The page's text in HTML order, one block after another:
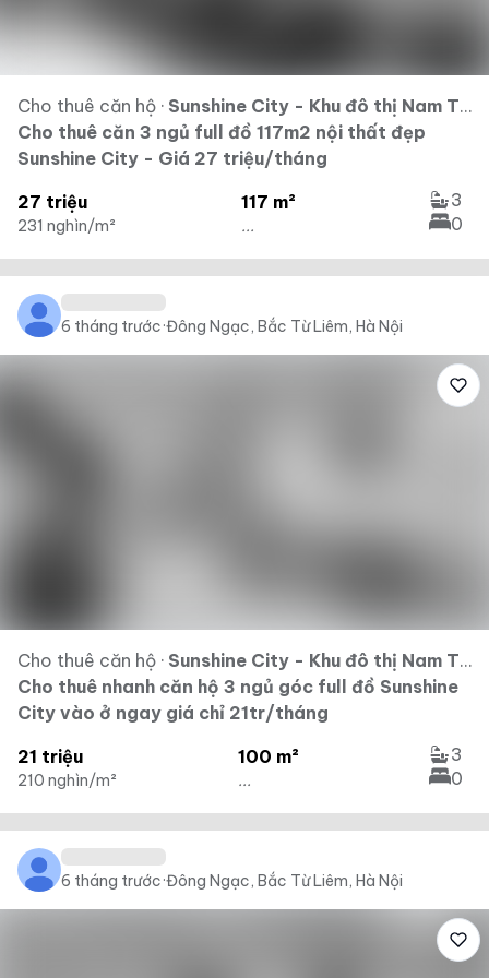
Cho thuê căn hộ · Sunshine City - Khu đô thị Nam Thăng Long - Ciputra
Cho thuê căn 3 ngủ full đồ 117m2 nội thất đẹp
Sunshine City - Giá 27 triệu/tháng
27 triệu
231 nghìn/m²
117 m²
...
3
0
6 tháng trước·Đông Ngạc, Bắc Từ Liêm, Hà Nội
Cho thuê căn hộ · Sunshine City - Khu đô thị Nam Thăng Long - Ciputra
Cho thuê nhanh căn hộ 3 ngủ góc full đồ Sunshine
City vào ở ngay giá chỉ 21tr/tháng
21 triệu
210 nghìn/m²
100 m²
...
3
0
6 tháng trước·Đông Ngạc, Bắc Từ Liêm, Hà Nội